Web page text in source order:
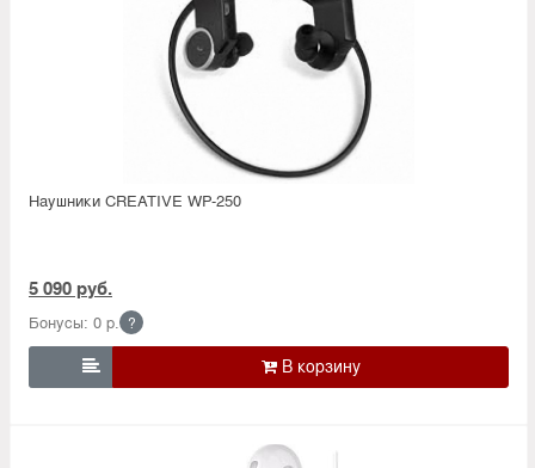
Наушники CREATIVE WP-250
5 090 руб.
Бонусы: 0 р. ?
